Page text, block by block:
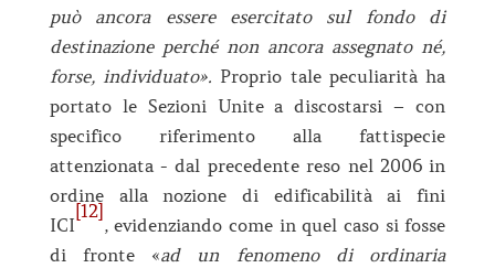
può ancora essere esercitato sul fondo di
destinazione perché non ancora assegnato né,
forse, individuato». Proprio tale peculiarità ha
portato le Sezioni Unite a discostarsi – con
specifico riferimento alla fattispecie
attenzionata - dal precedente reso nel 2006 in
ordine alla nozione di edificabilità ai fini
ICI
[12]
, evidenziando come in quel caso si fosse
di fronte «ad un fenomeno di ordinaria